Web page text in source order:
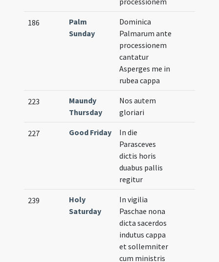
186
Palm
Sunday
Dominica
Palmarum ante
processionem
cantatur
Asperges me in
rubea cappa
223
Maundy
Thursday
Nos autem
gloriari
227 Good Friday
In die
Parasceves
dictis horis
duabus pallis
regitur
239
Holy
Saturday
In vigilia
Paschae nona
dicta sacerdos
indutus cappa
et sollemniter
cum ministris